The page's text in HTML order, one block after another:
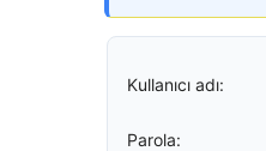
Kullanıcı adı:
Parola: